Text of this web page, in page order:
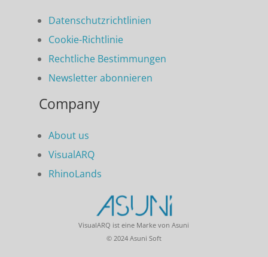
Datenschutzrichtlinien
Cookie-Richtlinie
Rechtliche Bestimmungen
Newsletter abonnieren
Company
About us
VisualARQ
RhinoLands
VisualARQ ist eine Marke von Asuni
© 2024 Asuni Soft